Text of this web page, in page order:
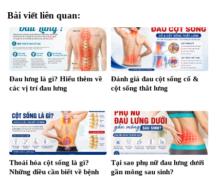
Bài viết liên quan:
Đau lưng là gì? Hiểu thêm về
các vị trí đau lưng
Đánh giá đau cột sống cổ &
cột sống thắt lưng
Thoái hóa cột sống là gì?
Những điều cần biết về bệnh
Tại sao phụ nữ đau lưng dưới
gần mông sau sinh?